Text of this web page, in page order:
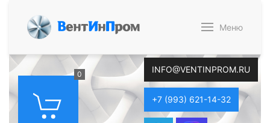
ВентИнПром Меню
0 INFO@VENTINPROM.RU
+7 (993) 621-14-32